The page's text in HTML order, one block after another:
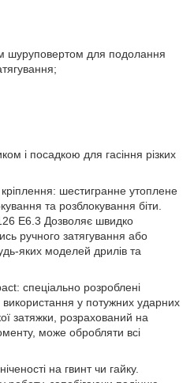
шуруповертом для подолання
і посадкою для гасіння різких
шестигранне утоплене
та розблокування біти.
E6.3 Дозволяє швидко
ручного затягування або
яких моделей дрилів та
спеціально розроблені
використання у потужних ударних
затяжки, розрахований на
може обробляти всі
на гвинт чи гайку.